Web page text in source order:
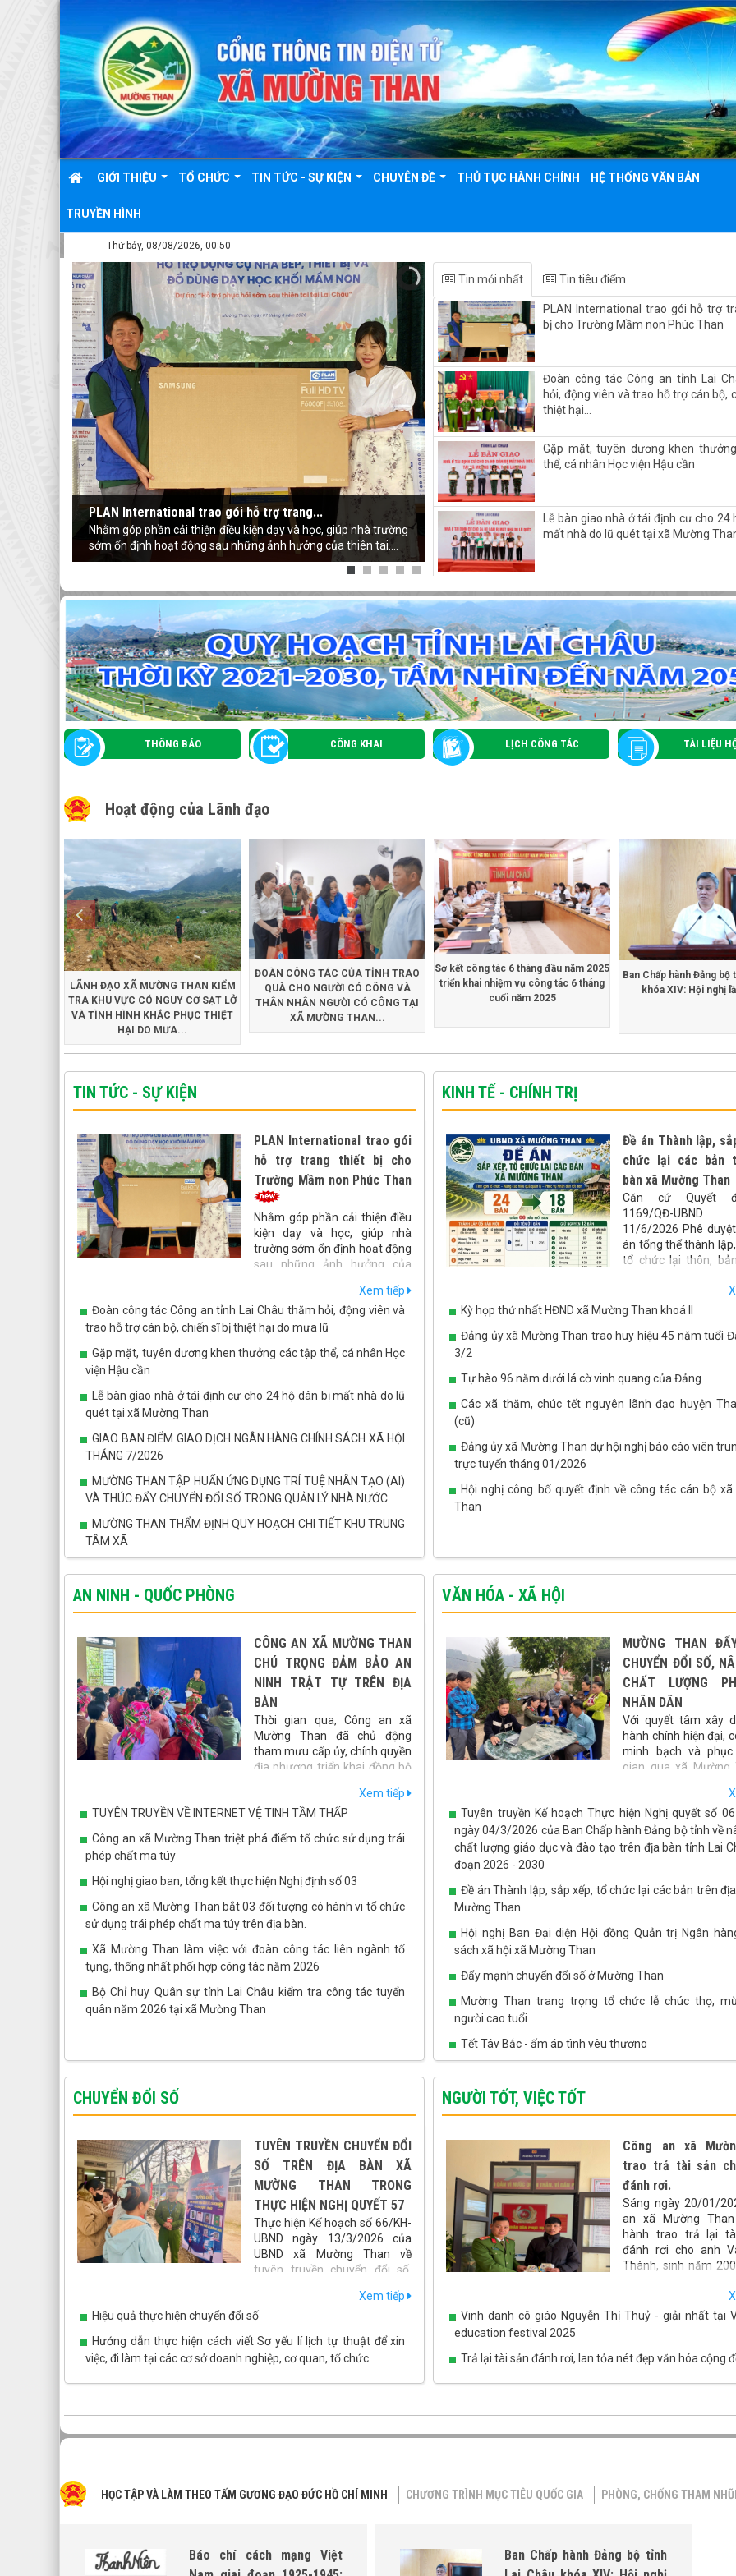
GIỚI THIỆU TỔ CHỨC TIN TỨC - SỰ KIỆN CHUYÊN ĐỀ THỦ TỤC HÀNH CHÍNH HỆ THỐNG VĂN BẢN
TRUYỀN HÌNH
Thứ bảy, 08/08/2026, 00:50
PLAN International trao gói hỗ trợ trang...
Nhằm góp phần cải thiện điều kiện dạy và học, giúp nhà trường
sớm ổn định hoạt động sau những ảnh hưởng của thiên tai....
Tin mới nhất Tin tiêu điểm
PLAN International trao gói hỗ trợ
bị cho Trường Mầm non Phúc Than
Đoàn công tác Công an tỉnh Lai
hỏi, động viên và trao hỗ trợ cán bộ,
thiệt hại...
Gặp mặt, tuyên dương khen
thể, cá nhân Học viện Hậu cần
Lễ bàn giao nhà ở tái định cư cho 24
mất nhà do lũ quét tại xã Mường
SÁCH XÃ HỘI THÁNG 7/2026
THÔNG BÁO CÔNG KHAI LỊCH CÔNG TÁC TÀI LIỆU
Hoạt động của Lãnh đạo
LÃNH ĐẠO XÃ MƯỜNG THAN KIỂM
TRA KHU VỰC CÓ NGUY CƠ SẠT LỞ
VÀ TÌNH HÌNH KHẮC PHỤC THIỆT
HẠI DO MƯA...
ĐOÀN CÔNG TÁC CỦA TỈNH TRAO
QUÀ CHO NGƯỜI CÓ CÔNG VÀ
THÂN NHÂN NGƯỜI CÓ CÔNG TẠI
XÃ MƯỜNG THAN...
Sơ kết công tác 6 tháng đầu năm 2025
triển khai nhiệm vụ công tác 6 tháng
cuối năm 2025
Ban Chấp hành Đảng bộ
khóa XIV: Hội nghị
TIN TỨC - SỰ KIỆN
PLAN International trao gói
hỗ trợ trang thiết bị cho
Trường Mầm non Phúc Than
Nhằm góp phần cải thiện điều
kiện dạy và học, giúp nhà
trường sớm ổn định hoạt động
sau những ảnh hưởng của
trao gói hỗ trợ trang thiết bị, đồ dùng dạy học và thiết bị phục vụ
bán trú cho Trường Mầm non Phúc Than.
Xem tiếp
Đoàn công tác Công an tỉnh Lai Châu thăm hỏi, động viên và
trao hỗ trợ cán bộ, chiến sĩ bị thiệt hại do mưa lũ
Gặp mặt, tuyên dương khen thưởng các tập thể, cá nhân Học
viện Hậu cần
Lễ bàn giao nhà ở tái định cư cho 24 hộ dân bị mất nhà do lũ
quét tại xã Mường Than
GIAO BAN ĐIỂM GIAO DỊCH NGÂN HÀNG CHÍNH SÁCH XÃ HỘI
THÁNG 7/2026
MƯỜNG THAN TẬP HUẤN ỨNG DỤNG TRÍ TUỆ NHÂN TẠO (AI)
VÀ THÚC ĐẨY CHUYỂN ĐỔI SỐ TRONG QUẢN LÝ NHÀ NƯỚC
MƯỜNG THAN THẨM ĐỊNH QUY HOẠCH CHI TIẾT KHU TRUNG
TÂM XÃ
KINH TẾ - CHÍNH TRỊ
Đề án Thành lập,
chức lại các bản
bàn xã Mường Than
Căn cứ Quyết
1169/QĐ-
11/6/2026 Phê
án tổng thể thành
tổ chức lại thôn,
UBND xã Mường
dựng đề án Sáp nhập
sau:
Kỳ họp thứ nhất HĐND xã Mường Than khoá II
Đảng ủy xã Mường Than trao huy hiệu 45 năm tuổi
3/2
Tự hào 96 năm dưới lá cờ vinh quang của Đảng
Các xã thăm, chúc tết nguyên lãnh đạo huyện
(cũ)
Đảng ủy xã Mường Than dự hội nghị báo cáo viên
trực tuyến tháng 01/2026
Hội nghị công bố quyết định về công tác cán bộ xã
Than
AN NINH - QUỐC PHÒNG
CÔNG AN XÃ MƯỜNG THAN
CHÚ TRỌNG ĐẢM BẢO AN
NINH TRẬT TỰ TRÊN ĐỊA
BÀN
Thời gian qua, Công an xã
Mường Than đã chủ động
tham mưu cấp ủy, chính quyền
địa phương triển khai đồng bộ
an toàn xã hội, góp phần tạo môi trường ổn định để phát triển
kinh tế - xã hội trên địa bàn.
Xem tiếp
TUYÊN TRUYỀN VỀ INTERNET VỆ TINH TẦM THẤP
Công an xã Mường Than triệt phá điểm tổ chức sử dụng trái
phép chất ma túy
Hội nghị giao ban, tổng kết thực hiện Nghị định số 03
Công an xã Mường Than bắt 03 đối tượng có hành vi tổ chức
sử dụng trái phép chất ma túy trên địa bàn.
Xã Mường Than làm việc với đoàn công tác liên ngành tố
tụng, thống nhất phối hợp công tác năm 2026
Bộ Chỉ huy Quân sự tỉnh Lai Châu kiểm tra công tác tuyển
quân năm 2026 tại xã Mường Than
VĂN HÓA - XÃ HỘI
MƯỜNG THAN
CHUYỂN ĐỔI SỐ,
CHẤT LƯỢNG
NHÂN DÂN
Với quyết tâm xây
hành chính hiện đại,
minh bạch và
gian qua xã Mường
mọi hoạt động quản lý, điều hành và giải quyết thủ
chính. Những kết quả đạt được không chỉ nâng cao hiệu
động của cơ quan nhà nước mà còn tạo thuận lợi cho
doanh nghiệp, góp phần thúc đẩy phát triển kinh tế - xã
địa bàn.
Tuyên truyền Kế hoạch Thực hiện Nghị quyết số
ngày 04/3/2026 của Ban Chấp hành Đảng bộ tỉnh về
chất lượng giáo dục và đào tạo trên địa bàn tỉnh Lai
đoạn 2026 - 2030
Đề án Thành lập, sắp xếp, tổ chức lại các bản trên
Mường Than
Hội nghị Ban Đại diện Hội đồng Quản trị Ngân
sách xã hội xã Mường Than
Đẩy mạnh chuyển đổi số ở Mường Than
Mường Than trang trọng tổ chức lễ chúc thọ,
người cao tuổi
Tết Tây Bắc - ấm áp tình yêu thương
CHUYỂN ĐỔI SỐ
TUYÊN TRUYỀN CHUYỂN ĐỔI
SỐ TRÊN ĐỊA BÀN XÃ
MƯỜNG THAN TRONG
THỰC HIỆN NGHỊ QUYẾT 57
Thực hiện Kế hoạch số 66/KH-
UBND ngày 13/3/2026 của
UBND xã Mường Than về
tuyên truyền chuyển đổi số,
ứng dụng VNeID gắn với cuộc bầu cử Đại biểu Quốc hội khóa XVI
và Đại biểu HĐND các cấp nhiệm kỳ 2026 - 2031, xã Mường Than
đã triển khai đồng bộ nhiều giải pháp thiết thực, hiệu quả, đưa
chuyển đổi số đến gần hơn với người dân.
Xem tiếp
Hiệu quả thực hiện chuyển đổi số
Hướng dẫn thực hiện cách viết Sơ yếu lí lịch tự thuật để xin
việc, đi làm tại các cơ sở doanh nghiệp, cơ quan, tổ chức
NGƯỜI TỐT, VIỆC TỐT
Công an xã
trao trả tài sản
đánh rơi.
Sáng ngày 20/01/
an xã Mường
hành trao trả lại
đánh rơi cho anh
Thành, sinh năm
Vinh danh cô giáo Nguyễn Thị Thuỷ - giải nhất tại
education festival 2025
Trả lại tài sản đánh rơi, lan tỏa nét đẹp văn hóa cộng
HỌC TẬP VÀ LÀM THEO TẤM GƯƠNG ĐẠO ĐỨC HỒ CHÍ MINH CHƯƠNG TRÌNH MỤC TIÊU QUỐC GIA PHÒNG, CHỐNG THAM
Báo chí cách mạng Việt
Ban Chấp hành Đảng bộ tỉnh